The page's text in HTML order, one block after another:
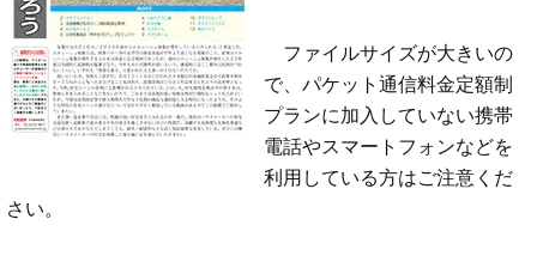
ファイルサイズが大きいの
で、パケット通信料金定額制
プランに加入していない携帯
電話やスマートフォンなどを
利用している方はご注意くだ
さい。